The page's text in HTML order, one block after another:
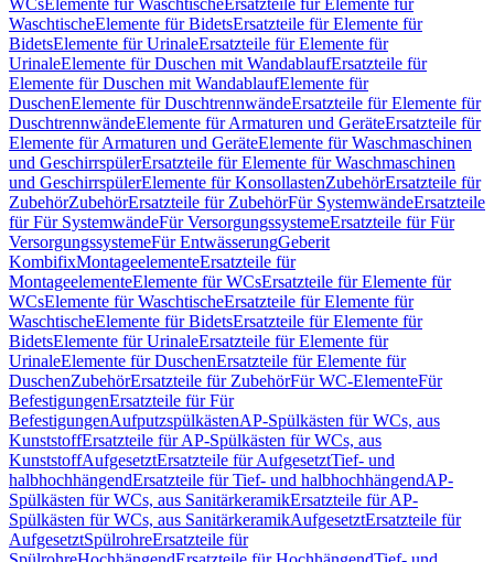
WCsElemente für WaschtischeErsatzteile für Elemente für
WaschtischeElemente für BidetsErsatzteile für Elemente für
BidetsElemente für UrinaleErsatzteile für Elemente für
UrinaleElemente für Duschen mit WandablaufErsatzteile für
Elemente für Duschen mit WandablaufElemente für
DuschenElemente für DuschtrennwändeErsatzteile für Elemente für
DuschtrennwändeElemente für Armaturen und GeräteErsatzteile für
Elemente für Armaturen und GeräteElemente für Waschmaschinen
und GeschirrspülerErsatzteile für Elemente für Waschmaschinen
und GeschirrspülerElemente für KonsollastenZubehörErsatzteile für
ZubehörZubehörErsatzteile für ZubehörFür SystemwändeErsatzteile
für Für SystemwändeFür VersorgungssystemeErsatzteile für Für
VersorgungssystemeFür EntwässerungGeberit
KombifixMontageelementeErsatzteile für
MontageelementeElemente für WCsErsatzteile für Elemente für
WCsElemente für WaschtischeErsatzteile für Elemente für
WaschtischeElemente für BidetsErsatzteile für Elemente für
BidetsElemente für UrinaleErsatzteile für Elemente für
UrinaleElemente für DuschenErsatzteile für Elemente für
DuschenZubehörErsatzteile für ZubehörFür WC-ElementeFür
BefestigungenErsatzteile für Für
BefestigungenAufputzspülkästenAP-Spülkästen für WCs, aus
KunststoffErsatzteile für AP-Spülkästen für WCs, aus
KunststoffAufgesetztErsatzteile für AufgesetztTief- und
halbhochhängendErsatzteile für Tief- und halbhochhängendAP-
Spülkästen für WCs, aus SanitärkeramikErsatzteile für AP-
Spülkästen für WCs, aus SanitärkeramikAufgesetztErsatzteile für
AufgesetztSpülrohreErsatzteile für